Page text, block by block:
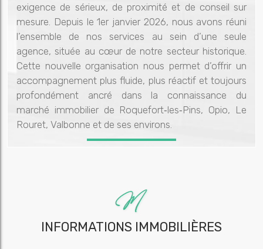
exigence de sérieux, de proximité et de conseil sur
mesure. Depuis le 1er janvier 2026, nous avons réuni
l’ensemble de nos services au sein d’une seule
agence, située au cœur de notre secteur historique.
Cette nouvelle organisation nous permet d’offrir un
accompagnement plus fluide, plus réactif et toujours
profondément ancré dans la connaissance du
marché immobilier de Roquefort‑les‑Pins, Opio, Le
Rouret, Valbonne et de ses environs.
INFORMATIONS IMMOBILIÈRES